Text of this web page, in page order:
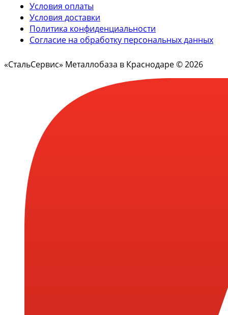
Условия оплаты
Условия доставки
Политика конфиденциальности
Согласие на обработку персональных данных
«СтальСервис» Металлобаза в Краснодаре © 2026